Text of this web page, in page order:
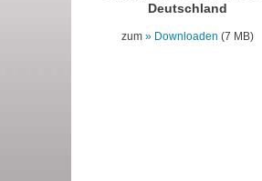
Deutschland
zum Downloaden (7 MB)